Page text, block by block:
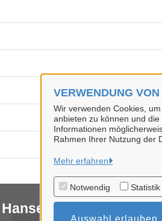
VERWENDUNG
Wir verwenden Cookies,
anbieten zu können und
Informationen
Rahmen Ihrer Nutzung der
Mehr erfahren
Notwendig Statistik
Auswahl erlauben
Hansestadt Uelzen